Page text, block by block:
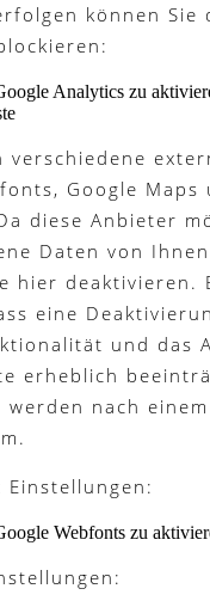
können Sie
Analytics zu
verschiedene
Google Maps
diese Anbieter
Daten von
hier deaktivieren.
eine
und das
erheblich
werden nach
Einstellungen:
Webfonts zu